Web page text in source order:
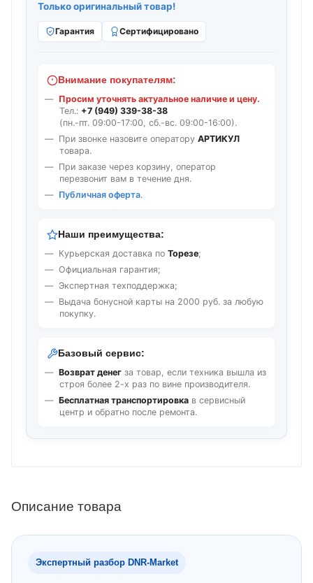
Только оригинальный товар!
Гарантия Сертифицировано
Внимание покупателям:
Просим уточнять актуальное наличие и цену.
Тел.: +7 (949) 339-38-38
(пн.-пт. 09:00-17:00, сб.-вс. 09:00-16:00).
При звонке назовите оператору АРТИКУЛ
товара.
При заказе через корзину, оператор
перезвонит вам в течение дня.
Публичная оферта.
Наши преимущества:
Курьерская доставка по Торезе;
Официальная гарантия;
Экспертная техподдержка;
Выдача бонусной карты на 2000 руб. за любую
покупку.
Базовый сервис:
Возврат денег за товар, если техника вышла из
строя более 2-х раз по вине производителя.
Бесплатная транспортировка в сервисный
центр и обратно после ремонта.
Описание товара
Экспертный разбор DNR‑Market